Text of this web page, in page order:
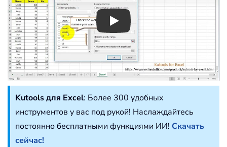
Play
Kutools для Excel: Более 300 удобных
инструментов у вас под рукой! Наслаждайтесь
постоянно бесплатными функциями ИИ! Скачать
сейчас!